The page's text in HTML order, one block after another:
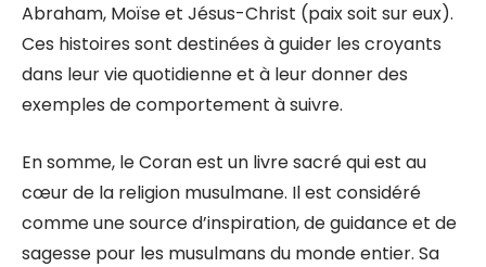
Abraham, Moïse et Jésus-Christ (paix soit sur eux).
Ces histoires sont destinées à guider les croyants
dans leur vie quotidienne et à leur donner des
exemples de comportement à suivre.
En somme, le Coran est un livre sacré qui est au
cœur de la religion musulmane. Il est considéré
comme une source d’inspiration, de guidance et de
sagesse pour les musulmans du monde entier. Sa